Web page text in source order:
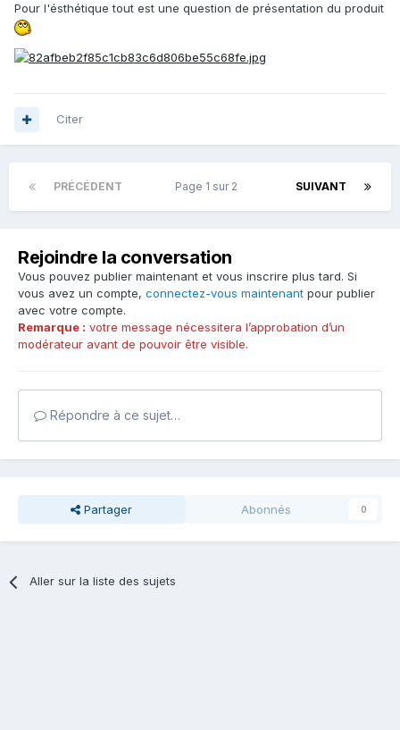
Pour l'ésthétique tout est une question de présentation du produit
Citer
PRÉCÉDENT SUIVANT
Page 1 sur 2
Rejoindre la conversation
Vous pouvez publier maintenant et vous inscrire plus tard. Si
vous avez un compte, connectez-vous maintenant pour publier
avec votre compte.
Remarque : votre message nécessitera l’approbation d’un
modérateur avant de pouvoir être visible.
Répondre à ce sujet…
Partager Abonnés 0
Aller sur la liste des sujets